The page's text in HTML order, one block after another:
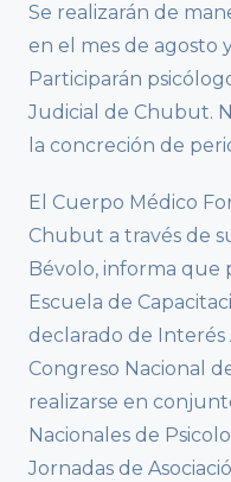
Se realizarán de
en el mes de agosto
Participarán
Judicial de Chubut.
la concreción de
El Cuerpo Médico
Chubut a través de
Bévolo, informa que
Escuela de
declarado de Interés
Congreso Nacional
realizarse en
Nacionales de
Jornadas de